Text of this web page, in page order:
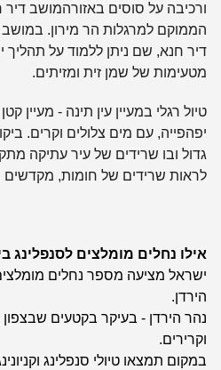
ורכיבה על סוסים באזורהמושב דיר
הממוקם למרגלות הר מירון.
דיר חנא, שם ניתן ללמוד על תהליך
מטעימות של שמן זית ומזיתים.
טיול רגלי במעיין עין תינה - מעיין
יפהפייה, עם מים צלולים וקרים.
גדול ובו שרידים של עיר עתיקה
לראות שרידים של חומות, מקדשים
אילו נחלים מומלצים לסנפלינג
ישראל מציעה מספר נחלים
הירדן.
נהר הירדן - בעיקר בקטעים
וקרירים.
במקום תמצאו טיולי סנפלינג